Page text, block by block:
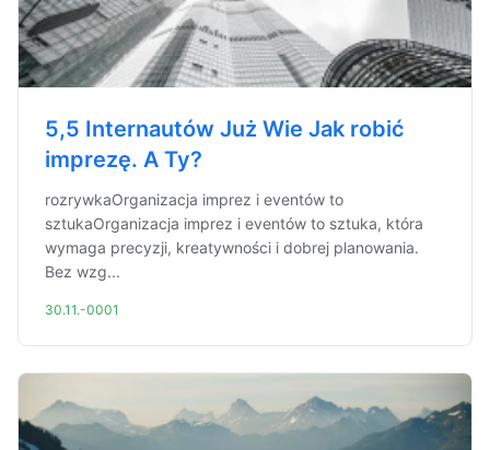
5,5 Internautów Już Wie Jak robić
imprezę. A Ty?
rozrywkaOrganizacja imprez i eventów to
sztukaOrganizacja imprez i eventów to sztuka, która
wymaga precyzji, kreatywności i dobrej planowania.
Bez wzg...
30.11.-0001